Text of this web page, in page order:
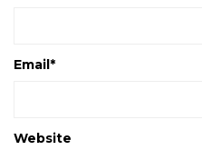
Email*
Website